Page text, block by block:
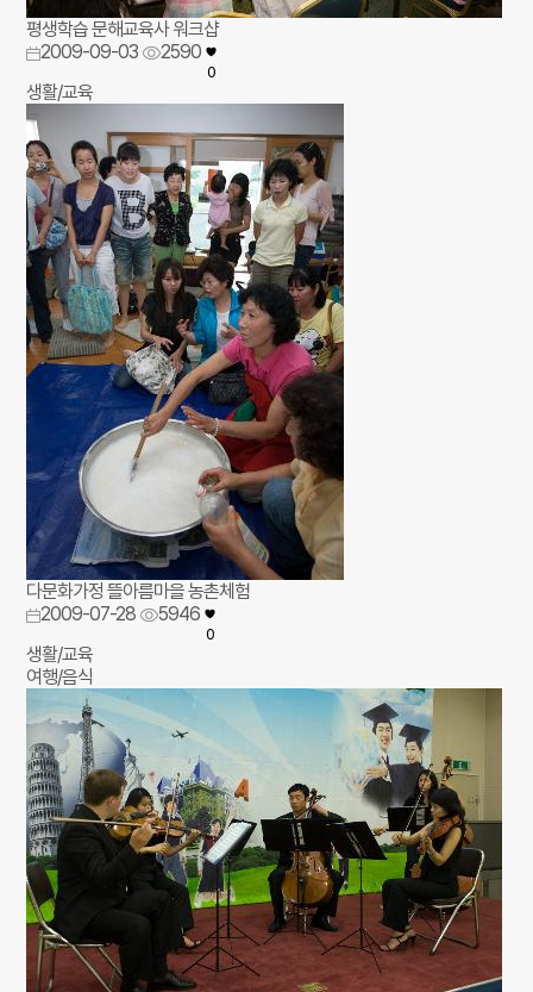
평생학습 문해교육사 워크샵
2009-09-03
2590
0
생활/교육
다문화가정 뜰아름마을 농촌체험
2009-07-28
5946
0
생활/교육
여행/음식